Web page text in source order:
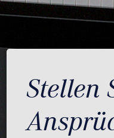
Stellen